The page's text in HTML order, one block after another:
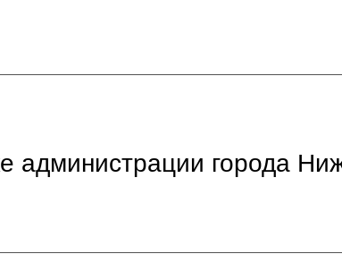
администрации города